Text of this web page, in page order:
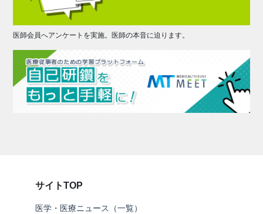
医師会員へアンケートを実施。医師の本音に迫ります。
サイトTOP
医学・医療ニュース（一覧）